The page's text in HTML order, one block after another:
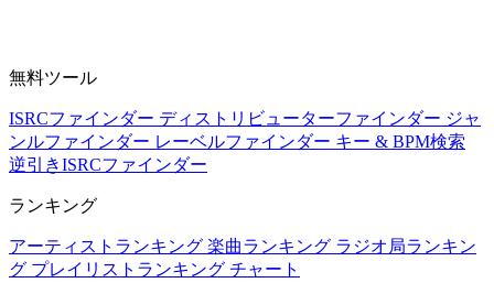
無料ツール
ISRCファインダー ディストリビューターファインダー ジャ
ンルファインダー レーベルファインダー キー & BPM検索
逆引きISRCファインダー
ランキング
アーティストランキング 楽曲ランキング ラジオ局ランキン
グ プレイリストランキング チャート